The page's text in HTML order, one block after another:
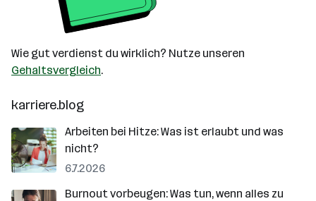
Wie gut verdienst du wirklich? Nutze unseren
Gehaltsvergleich.
karriere.blog
Arbeiten bei Hitze: Was ist erlaubt und was
nicht?
6.7.2026
Burnout vorbeugen: Was tun, wenn alles zu